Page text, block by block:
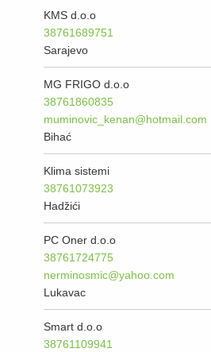
KMS d.o.o
38761689751
Sarajevo
MG FRIGO d.o.o
38761860835
muminovic_kenan@hotmail.com
Bihać
Klima sistemi
38761073923
Hadžići
PC Oner d.o.o
38761724775
nerminosmic@yahoo.com
Lukavac
Smart d.o.o
38761109941